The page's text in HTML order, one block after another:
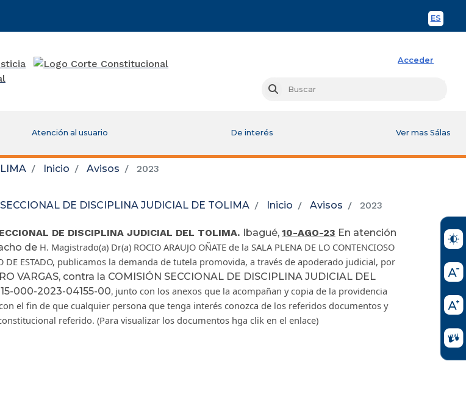
ES
Acceder
Buscar
Atención al usuario De interés Ver mas Sálas
Inicio Avisos 2023
DE DISCIPLINA JUDICIAL DE TOLIMA Inicio Avisos 2023
DE DISCIPLINA JUDICIAL DEL TOLIMA. Ibagué, 10-AGO-23 En atención
de H. Magistrado(a) Dr(a) ROCIO ARAUJO OÑATE de la SALA PLENA DE LO CONTENCIOSO
DE ESTADO, publicamos la demanda de tutela promovida, a través de apoderado judicial, por
VARGAS, contra la COMISIÓN SECCIONAL DE DISCIPLINA JUDICIAL DEL
15-000-2023-04155-00, junto con los anexos que la acompañan y copia de la providencia
el fin de que cualquier persona que tenga interés conozca de los referidos documentos y
referido. (Para visualizar los documentos hga clik en el enlace)